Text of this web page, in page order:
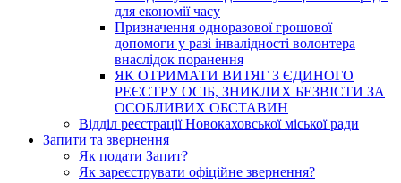
для економії часу
Призначення одноразової грошової
допомоги у разі інвалідності волонтера
внаслідок поранення
ЯК ОТРИМАТИ ВИТЯГ З ЄДИНОГО
РЕЄСТРУ ОСІБ, ЗНИКЛИХ БЕЗВІСТИ ЗА
ОСОБЛИВИХ ОБСТАВИН
Відділ реєстрації Новокаховської міської ради
Запити та звернення
Як подати Запит?
Як зареєструвати офіційне звернення?